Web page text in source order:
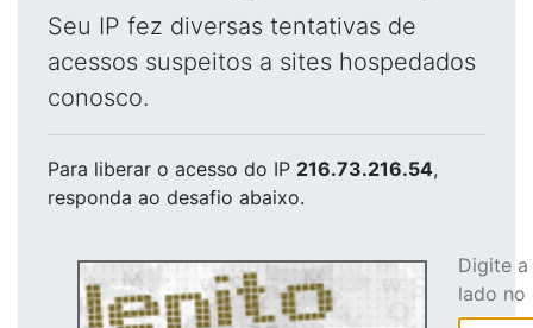
Seu IP fez diversas tentativas de
acessos suspeitos a sites hospedados
conosco.
Para liberar o acesso do IP 216.73.216.54,
responda ao desafio abaixo.
Digite
lado no